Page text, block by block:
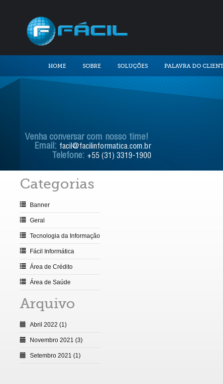
HOME SOBRE SOLUÇÕES PALAVRA DO
Venha conversar com nosso time!
Email: facil@facilinformatica.com.br
Telefone: +55 (31) 3319-1900
Categorias
Banner
Geral
Tecnologia da Informação
Fácil Informática
Área de Crédito
Área de Saúde
Arquivo
Abril 2022 (1)
Novembro 2021 (3)
Setembro 2021 (1)